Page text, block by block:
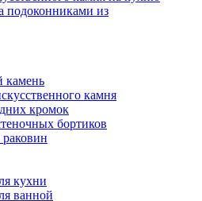
подоконниками из
камень
камня
кромок
бортиков
кухни
ванной